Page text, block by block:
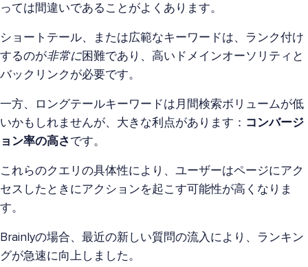
っては間違いであることがよくあります。
ショートテール、または広範なキーワードは、ランク付け
するのが非常に困難であり、高いドメインオーソリティと
バックリンクが必要です。
一方、ロングテールキーワードは月間検索ボリュームが低
いかもしれませんが、大きな利点があります： コンバージ
ョン率の高さ です。
これらのクエリの具体性により、ユーザーはページにアク
セスしたときにアクションを起こす可能性が高くなりま
す。
Brainlyの場合、最近の新しい質問の流入により、ランキン
グが急速に向上しました。